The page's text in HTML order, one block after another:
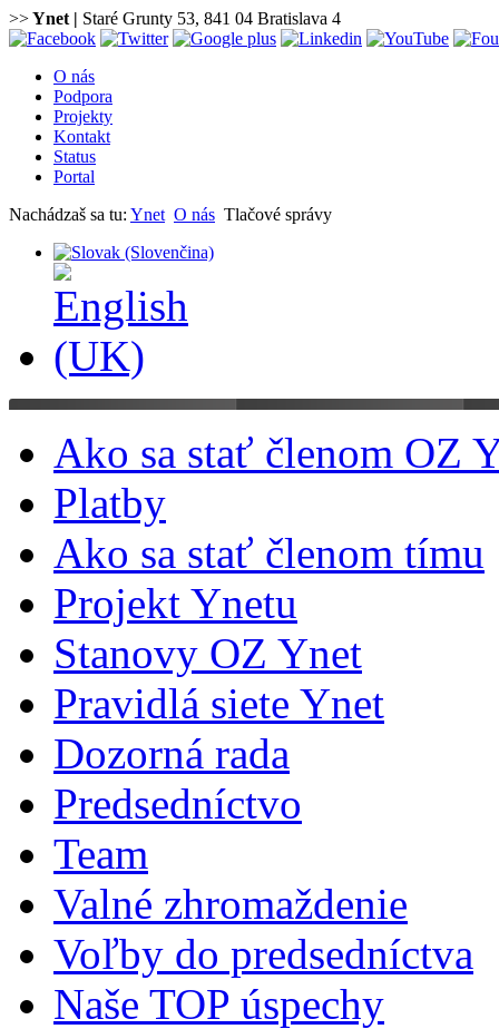
>>Ynet | Staré Grunty 53, 841 04 Bratislava 4
O nás
Podpora
Projekty
Kontakt
Status
Portal
Nachádzaš sa tu: Ynet O nás Tlačové správy
Ako sa stať členom OZ
Platby
Ako sa stať členom tímu
Projekt Ynetu
Stanovy OZ Ynet
Pravidlá siete Ynet
Dozorná rada
Predsedníctvo
Team
Valné zhromaždenie
Voľby do predsedníctva
Naše TOP úspechy